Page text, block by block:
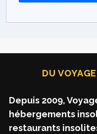
DU
Depuis 2009,
hébergements
restaurants